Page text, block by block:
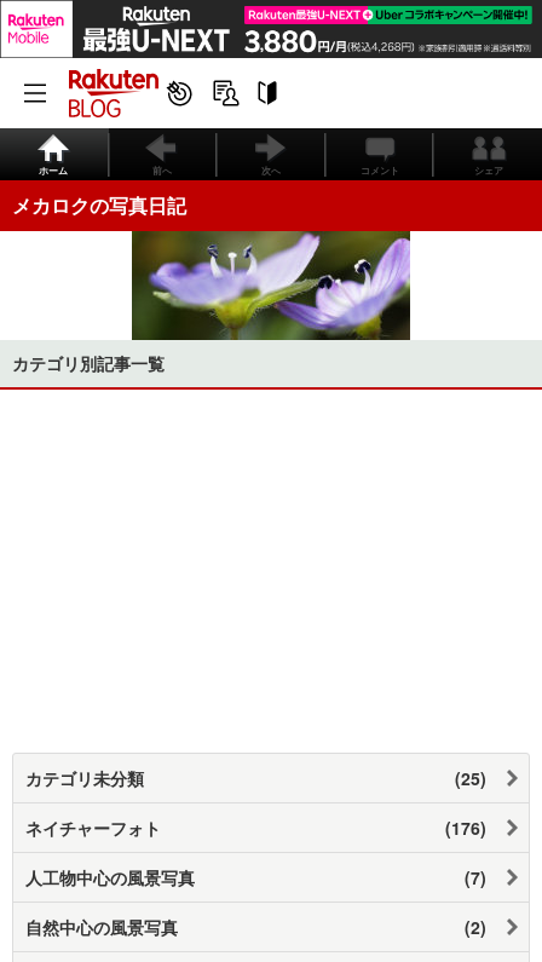
ホーム 前へ 次へ コメント シェア
メカロクの写真日記
カテゴリ別記事一覧
カテゴリ未分類 (25)
ネイチャーフォト (176)
人工物中心の風景写真 (7)
自然中心の風景写真 (2)